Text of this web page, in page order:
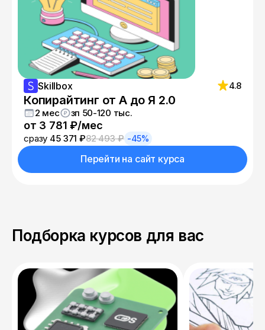
перенять опыт, профессиональные знания и
лайфхаки.
Skillbox 4.8
Копирайтинг от А до Я 2.0
2 мес зп 50-120 тыс.
от 3 781 ₽/мес
сразу 45 371 ₽82 493 ₽ -45%
Перейти на сайт курса
Подборка курсов для вас